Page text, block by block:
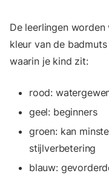
De leerlingen
kleur van de
waarin je kind zit:
rood:
geel: beginners
groen: kan
stijlverbetering
blauw: